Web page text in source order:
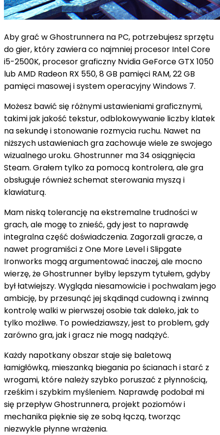
Aby grać w Ghostrunnera na PC, potrzebujesz sprzętu
do gier, który zawiera co najmniej procesor Intel Core
i5-2500K, procesor graficzny Nvidia GeForce GTX 1050
lub AMD Radeon RX 550, 8 GB pamięci RAM, 22 GB
pamięci masowej i system operacyjny Windows 7.
Możesz bawić się różnymi ustawieniami graficznymi,
takimi jak jakość tekstur, odblokowywanie liczby klatek
na sekundę i stonowanie rozmycia ruchu. Nawet na
niższych ustawieniach gra zachowuje wiele ze swojego
wizualnego uroku. Ghostrunner ma 34 osiągnięcia
Steam. Grałem tylko za pomocą kontrolera, ale gra
obsługuje również schemat sterowania myszą i
klawiaturą.
Mam niską tolerancję na ekstremalne trudności w
grach, ale mogę to znieść, gdy jest to naprawdę
integralna część doświadczenia. Zagorzali gracze, a
nawet programiści z One More Level i Slipgate
Ironworks mogą argumentować inaczej, ale mocno
wierzę, że Ghostrunner byłby lepszym tytułem, gdyby
był łatwiejszy. Wygląda niesamowicie i pochwalam jego
ambicję, by przesunąć jej skądinąd cudowną i zwinną
kontrolę walki w pierwszej osobie tak daleko, jak to
tylko możliwe. To powiedziawszy, jest to problem, gdy
zarówno gra, jak i gracz nie mogą nadążyć.
Każdy napotkany obszar staje się baletową
łamigłówką, mieszanką biegania po ścianach i starć z
wrogami, które należy szybko poruszać z płynnością,
rześkim i szybkim myśleniem. Naprawdę podobał mi
się przepływ Ghostrunnera, projekt poziomów i
mechanika pięknie się ze sobą łączą, tworząc
niezwykle płynne wrażenia.